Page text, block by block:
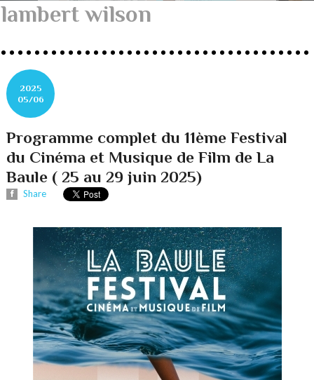
lambert wilson
2025
05/06
Programme complet du 11ème Festival
du Cinéma et Musique de Film de La
Baule ( 25 au 29 juin 2025)
Share